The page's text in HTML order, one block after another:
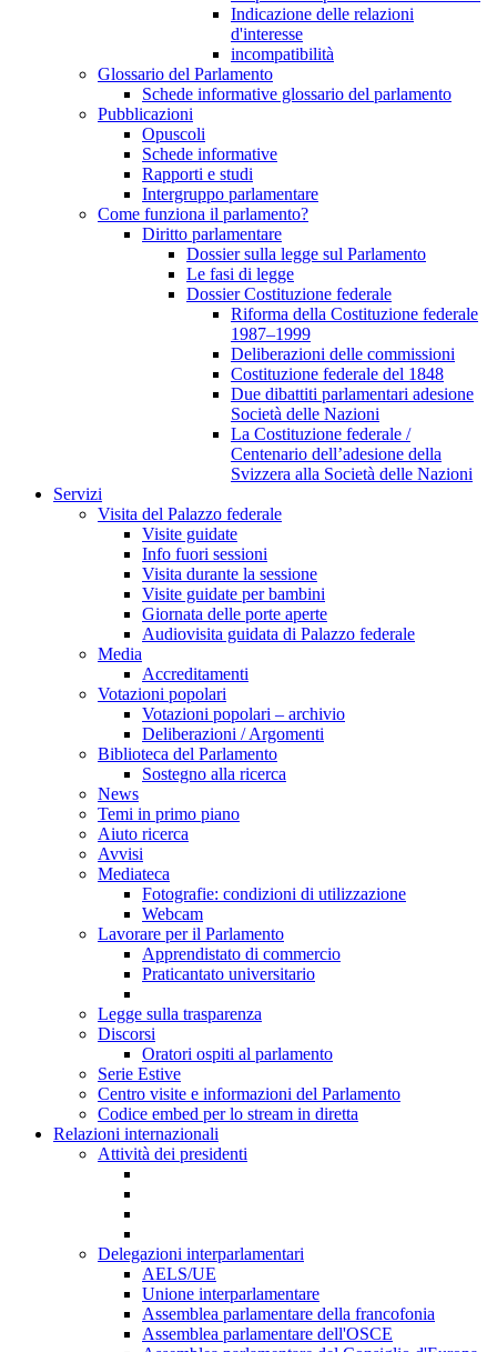
Indicazione delle relazioni
d'interesse
incompatibilità
Glossario del Parlamento
Schede informative glossario del parlamento
Pubblicazioni
Opuscoli
Schede informative
Rapporti e studi
Intergruppo parlamentare
Come funziona il parlamento?
Diritto parlamentare
Dossier sulla legge sul Parlamento
Le fasi di legge
Dossier Costituzione federale
Riforma della Costituzione federale
1987–1999
Deliberazioni delle commissioni
Costituzione federale del 1848
Due dibattiti parlamentari adesione
Società delle Nazioni
La Costituzione federale /
Centenario dell’adesione della
Svizzera alla Società delle Nazioni
Servizi
Visita del Palazzo federale
Visite guidate
Info fuori sessioni
Visita durante la sessione
Visite guidate per bambini
Giornata delle porte aperte
Audiovisita guidata di Palazzo federale
Media
Accreditamenti
Votazioni popolari
Votazioni popolari – archivio
Deliberazioni / Argomenti
Biblioteca del Parlamento
Sostegno alla ricerca
News
Temi in primo piano
Aiuto ricerca
Avvisi
Mediateca
Fotografie: condizioni di utilizzazione
Webcam
Lavorare per il Parlamento
Apprendistato di commercio
Praticantato universitario
Legge sulla trasparenza
Discorsi
Oratori ospiti al parlamento
Serie Estive
Centro visite e informazioni del Parlamento
Codice embed per lo stream in diretta
Relazioni internazionali
Attività dei presidenti
Delegazioni interparlamentari
AELS/UE
Unione interparlamentare
Assemblea parlamentare della francofonia
Assemblea parlamentare dell'OSCE